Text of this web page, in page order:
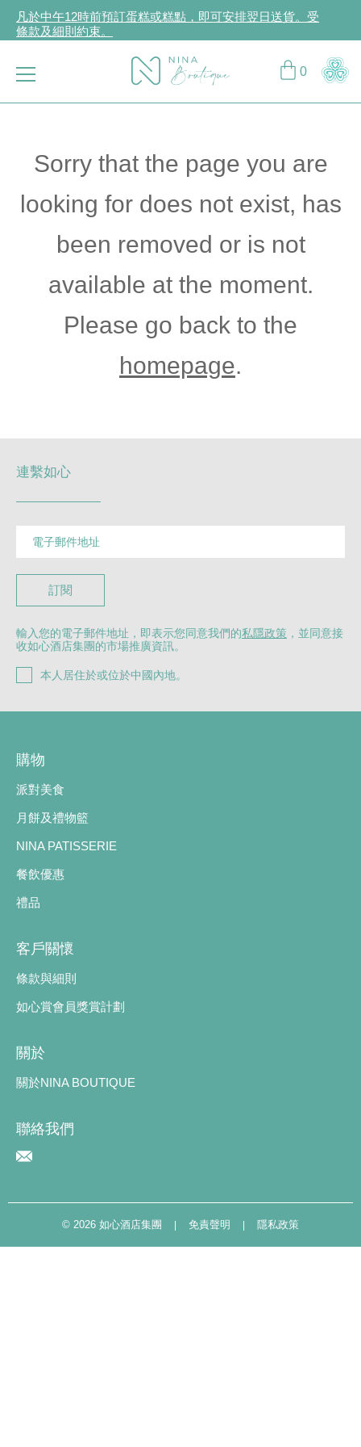
凡於中午12時前預訂蛋糕或糕點，即可安排翌日送貨。受
條款及細則約束。
立即登入或註冊成為CCG Hearts如心賞會員享受專屬購物
折扣！
0
Sorry that the page you are
looking for does not exist, has
been removed or is not
available at the moment.
Please go back to the
homepage.
連繫如心
訂閱
輸入您的電子郵件地址，即表示您同意我們的私隱政策 ，並同意接
收如心酒店集團的市場推廣資訊。
本人居住於或位於中國內地。
購物
派對美食
月餅及禮物籃
NINA PATISSERIE
餐飲優惠
禮品
客戶關懷
條款與細則
如心賞會員獎賞計劃
關於
關於NINA BOUTIQUE
聯絡我們
© 2026 如心酒店集團​ 免責聲明 隱私政策